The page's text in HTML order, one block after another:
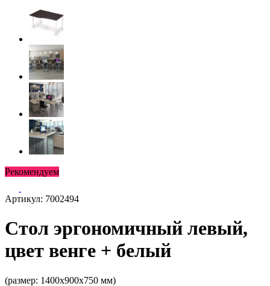
Рекомендуем
Артикул: 7002494
Стол эргономичный левый,
цвет венге + белый
(размер: 1400х900х750 мм)